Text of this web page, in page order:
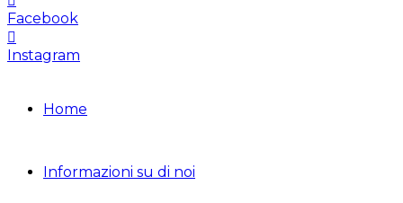
Facebook
Instagram
Home
Informazioni su di noi